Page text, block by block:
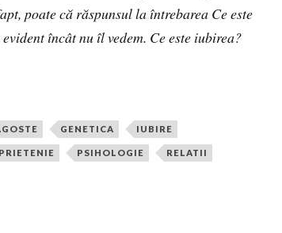
poate că răspunsul la întrebarea Ce este
încât nu îl vedem. Ce este iubirea?
GENETICA IUBIRE
PRIETENIE PSIHOLOGIE RELATII